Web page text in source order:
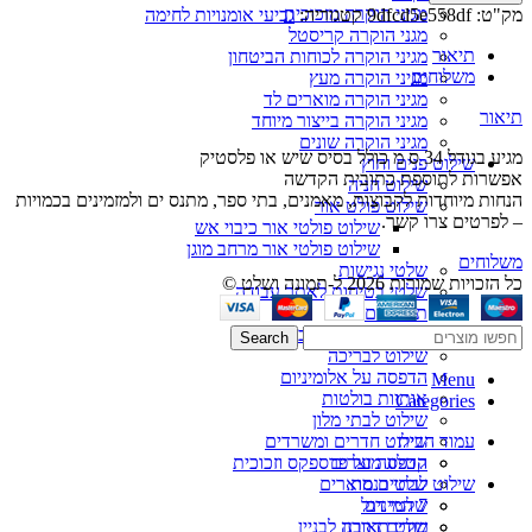
מגיני הוקרה מזכוכית
מגני הוקרה קריסטל
מגיני הוקרה לכוחות הביטחון
מגיני הוקרה מעץ
מגיני הוקרה מוארים לד
מגיני הוקרה בייצור מיוחד
מגיני הוקרה שונים
שילוט פנים וחוץ
שילוט חניה
שילוט פולט אור
שילוט פולטי אור כיבוי אש
שילוט פולטי אור מרחב מוגן
שלטי נגישות
שלטי בטיחות לאתר עבודה
תמרורים
תמרורים באתרי בניה
שילוט לבריכה
הדפסה על אלומיניום
אותיות בולטות
שילוט לבתי מלון
שילוט חדרים ומשרדים
הדפסה על פרספקס וזכוכית
שלטים מוארים
שלטי דגל
שלט תאורה לבניין
גביע
ג'ודו
מק"ט:9dfcd5e558df קטגוריה:גביעי אומנויות לחימה
תיאור
משלוחים
תיאור
מגיע בגודל 34 ס מ כולל בסיס שיש או פלסטיק
אפשרות לתוספת כתובית הקדשה
הנחות מיוחדות לקבוצות, מאמנים, בתי ספר, מתנס ים ולמזמינים בכמויות
– לפרטים צרו קשר.
משלוחים
כל הזכויות שמורות 2026 ל-תמונה ושלט ©
Search
Menu
Categories
עמוד הבית
קטלוג מוצרים
שילוט לבתי כנסת
7 המינים
מודים דרבנן